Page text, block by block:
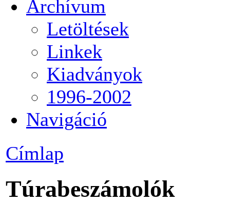
Archívum
Letöltések
Linkek
Kiadványok
1996-2002
Navigáció
Címlap
Túrabeszámolók